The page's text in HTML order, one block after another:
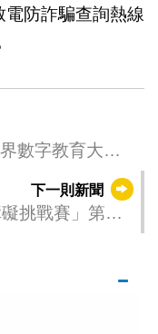
防詐騙查詢熱線
數字教育大會
下一則新聞
挑戰賽」第一